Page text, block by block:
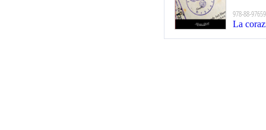
978-88-
La